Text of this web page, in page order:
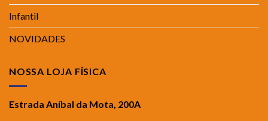
Infantil
NOVIDADES
NOSSA LOJA FÍSICA
Estrada Aníbal da Mota, 200A